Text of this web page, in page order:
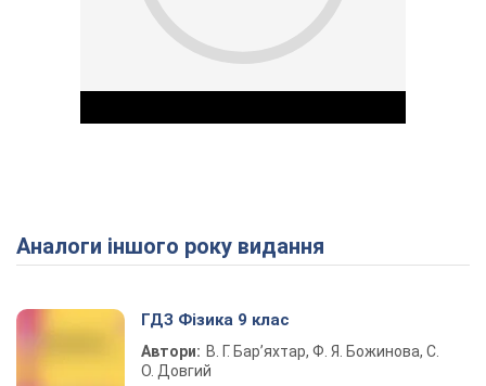
Play Video
Аналоги іншого року видання
ГДЗ Фізика 9 клас
Автори: В. Г. Бар’яхтар, Ф. Я. Божинова, С.
О. Довгий